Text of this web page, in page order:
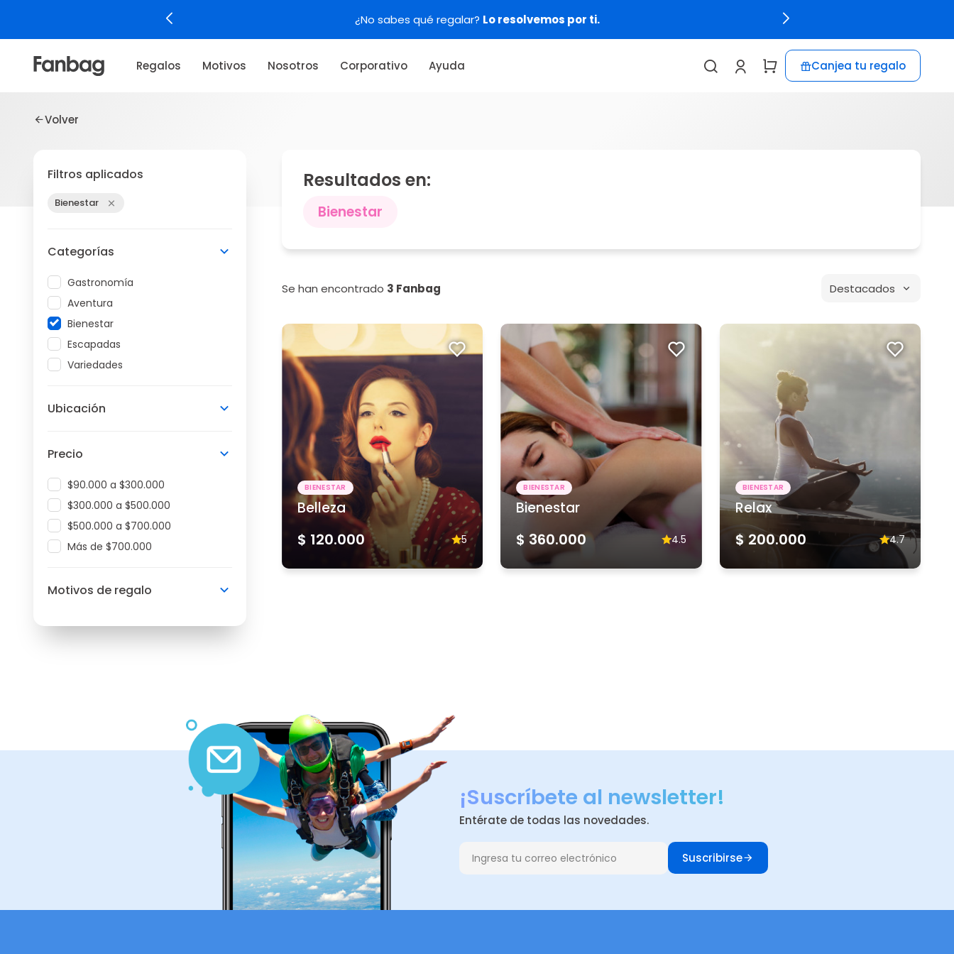
¿No sabes qué regalar? Lo resolvemos por ti.
Regalos Motivos Nosotros Corporativo Ayuda Canjea tu regalo
Volver
Filtros aplicados
Bienestar
Categorías
Gastronomía
Aventura
Bienestar
Escapadas
Variedades
Ubicación
Precio
$90.000 a $300.000
$300.000 a $500.000
$500.000 a $700.000
Más de $700.000
Motivos de regalo
Resultados en:
Bienestar
Se han encontrado 3 Fanbag Destacados
BIENESTAR
Belleza
$ 120.000 5
BIENESTAR
Bienestar
$ 360.000 4.5
BIENESTAR
Relax
$ 200.000 4.7
¡Suscríbete al newsletter!
Entérate de todas las novedades.
Suscribirse